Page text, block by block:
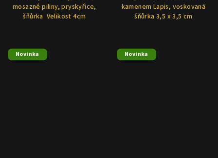
mosazné piliny, pryskyřice,
šňůrka Velikost 4cm
kamenem Lapis, voskovaná
šňůrka 3,5 x 3,5 cm
Novinka Novinka